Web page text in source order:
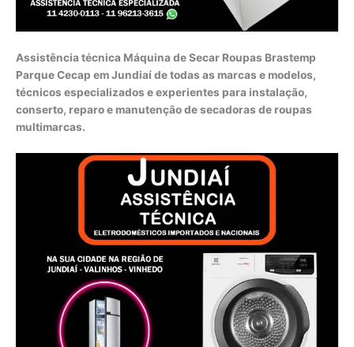
Assistência técnica Máquina de Secar Roupas Brastemp
Parque Cecap em Jundiaí de todas as marcas e modelos,
técnicos especializados e experientes para instalação,
conserto, reparo e manutenção de secadoras de roupas
multimarcas.